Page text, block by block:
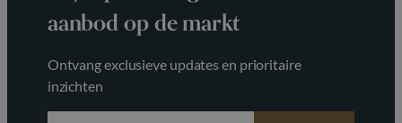
aanbod op de markt
Ontvang exclusieve updates en prioritaire
inzichten